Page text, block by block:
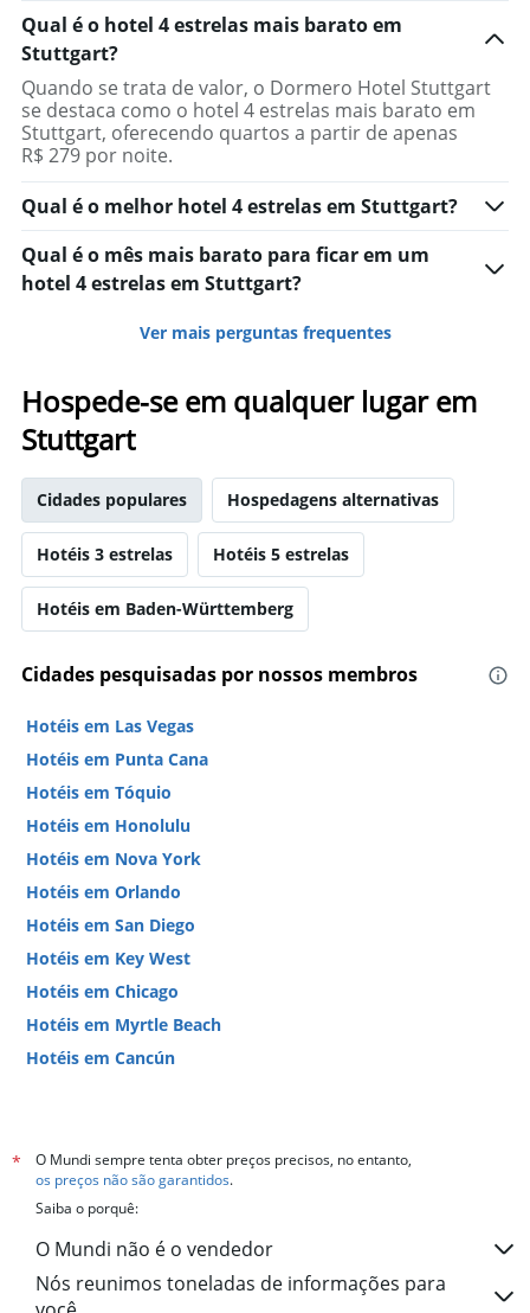
Qual é o hotel 4 estrelas mais barato em
Stuttgart?
Quando se trata de valor, o Dormero Hotel Stuttgart
se destaca como o hotel 4 estrelas mais barato em
Stuttgart, oferecendo quartos a partir de apenas
R$ 279 por noite.
Qual é o melhor hotel 4 estrelas em Stuttgart?
Qual é o mês mais barato para ficar em um
hotel 4 estrelas em Stuttgart?
Ver mais perguntas frequentes
Hospede-se em qualquer lugar em
Stuttgart
Cidades populares Hospedagens alternativas
Hotéis 3 estrelas Hotéis 5 estrelas
Hotéis em Baden-Württemberg
Cidades pesquisadas por nossos membros
Hotéis em Las Vegas
Hotéis em Punta Cana
Hotéis em Tóquio
Hotéis em Honolulu
Hotéis em Nova York
Hotéis em Orlando
Hotéis em San Diego
Hotéis em Key West
Hotéis em Chicago
Hotéis em Myrtle Beach
Hotéis em Cancún
*
O Mundi sempre tenta obter preços precisos, no entanto,
os preços não são garantidos.
Saiba o porquê:
O Mundi não é o vendedor
Nós reunimos toneladas de informações para